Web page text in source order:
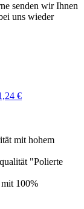
senden wir Ihnen
uns wieder
€
mit hohem
"Polierte
100%